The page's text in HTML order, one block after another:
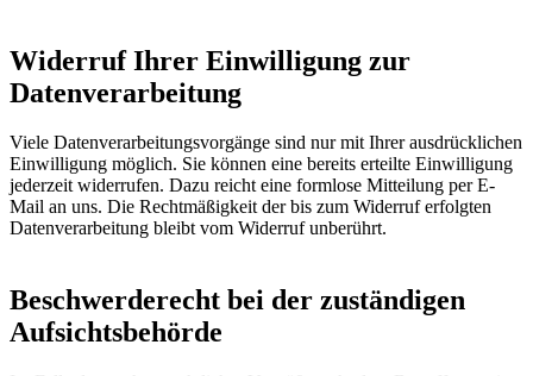
Widerruf Ihrer Einwilligung zur
Datenverarbeitung
Viele Datenverarbeitungsvorgänge sind nur mit Ihrer ausdrücklichen
Einwilligung möglich. Sie können eine bereits erteilte Einwilligung
jederzeit widerrufen. Dazu reicht eine formlose Mitteilung per E-
Mail an uns. Die Rechtmäßigkeit der bis zum Widerruf erfolgten
Datenverarbeitung bleibt vom Widerruf unberührt.
Beschwerderecht bei der zuständigen
Aufsichtsbehörde